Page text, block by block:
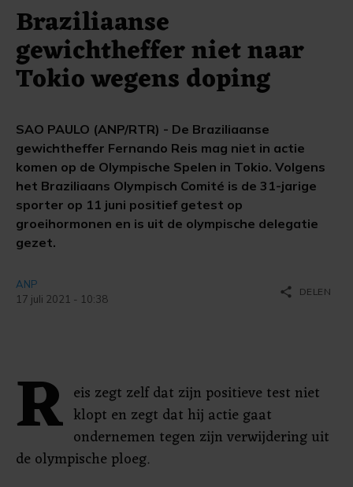
Braziliaanse
gewichtheffer niet naar
Tokio wegens doping
SAO PAULO (ANP/RTR) - De Braziliaanse
gewichtheffer Fernando Reis mag niet in actie
komen op de Olympische Spelen in Tokio. Volgens
het Braziliaans Olympisch Comité is de 31-jarige
sporter op 11 juni positief getest op
groeihormonen en is uit de olympische delegatie
gezet.
ANP
17 juli 2021 - 10:38
share DELEN
R eis zegt zelf dat zijn positieve test niet
klopt en zegt dat hij actie gaat
ondernemen tegen zijn verwijdering uit
de olympische ploeg.